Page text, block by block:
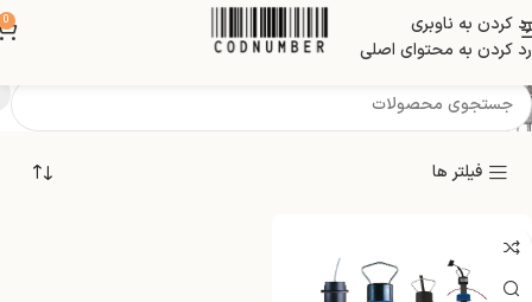
رد کردن به ناوبری
رد کردن به محتوای اصلی
0
Integral mount (no cap)
فیلتر ها